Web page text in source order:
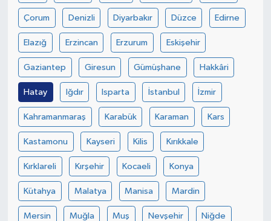
Çorum Denizli Diyarbakır Düzce Edirne
Elazığ Erzincan Erzurum Eskişehir
Gaziantep Giresun Gümüşhane Hakkâri
Hatay Iğdır Isparta İstanbul İzmir
Kahramanmaraş Karabük Karaman Kars
Kastamonu Kayseri Kilis Kırıkkale
Kırklareli Kırşehir Kocaeli Konya
Kütahya Malatya Manisa Mardin
Mersin Muğla Muş Nevşehir Niğde